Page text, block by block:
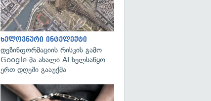
ხელოვნური ინტელექტი
დეზინფორმაციის რისკის გამო
Google-მა ახალი AI ხელსაწყო
ერთ დღეში გააუქმა